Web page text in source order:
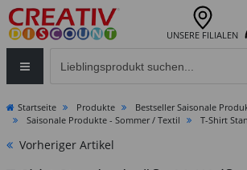
UNSERE FILIALEN
Startseite Produkte
Bestseller Saisonale
Saisonale Produkte - Sommer / Textil
T-Shirt
Vorheriger Artikel